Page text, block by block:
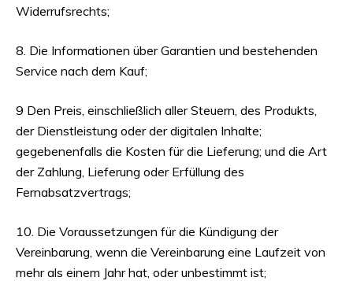
Widerrufsrechts;
8. Die Informationen über Garantien und bestehenden
Service nach dem Kauf;
9 Den Preis, einschließlich aller Steuern, des Produkts,
der Dienstleistung oder der digitalen Inhalte;
gegebenenfalls die Kosten für die Lieferung; und die Art
der Zahlung, Lieferung oder Erfüllung des
Fernabsatzvertrags;
10. Die Voraussetzungen für die Kündigung der
Vereinbarung, wenn die Vereinbarung eine Laufzeit von
mehr als einem Jahr hat, oder unbestimmt ist;